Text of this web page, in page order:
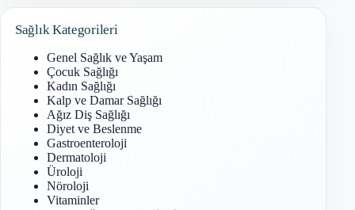
Sağlık Kategorileri
Genel Sağlık ve Yaşam
Çocuk Sağlığı
Kadın Sağlığı
Kalp ve Damar Sağlığı
Ağız Diş Sağlığı
Diyet ve Beslenme
Gastroenteroloji
Dermatoloji
Üroloji
Nöroloji
Vitaminler